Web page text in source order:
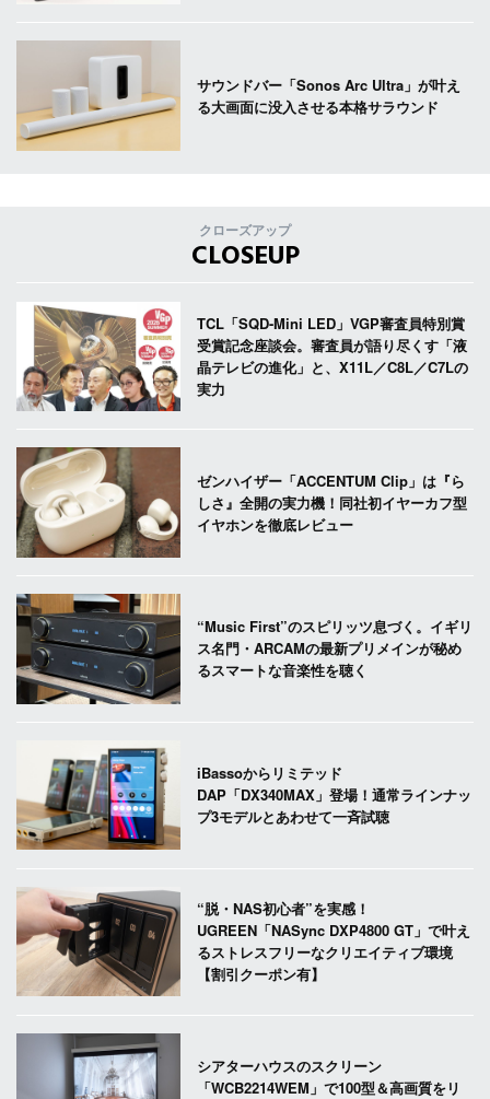
サウンドバー「Sonos Arc Ultra」が叶え
る大画面に没入させる本格サラウンド
クローズアップ
CLOSEUP
TCL「SQD-Mini LED」VGP審査員特別賞
受賞記念座談会。審査員が語り尽くす「液
晶テレビの進化」と、X11L／C8L／C7Lの
実力
ゼンハイザー「ACCENTUM Clip」は『ら
しさ』全開の実力機！同社初イヤーカフ型
イヤホンを徹底レビュー
“Music First”のスピリッツ息づく。イギリ
ス名門・ARCAMの最新プリメインが秘め
るスマートな音楽性を聴く
iBassoからリミテッド
DAP「DX340MAX」登場！通常ラインナッ
プ3モデルとあわせて一斉試聴
“脱・NAS初心者”を実感！
UGREEN「NASync DXP4800 GT」で叶え
るストレスフリーなクリエイティブ環境
【割引クーポン有】
シアターハウスのスクリーン
「WCB2214WEM」で100型＆高画質をリ